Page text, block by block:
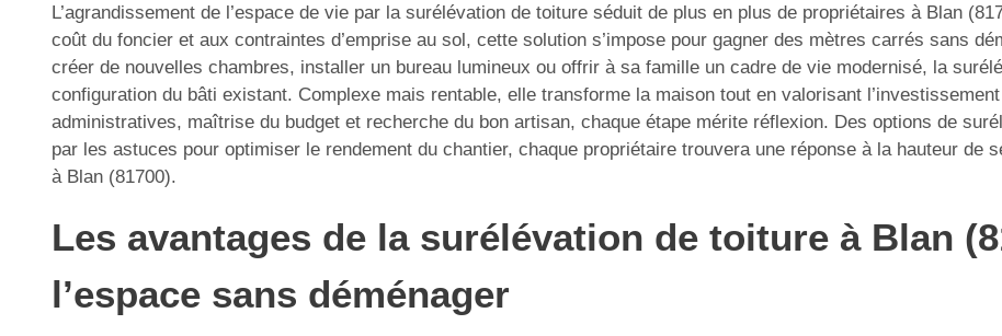
L’agrandissement de l’espace de vie par la surélévation de toiture séduit de plus en plus de propriétaires à Blan
coût du foncier et aux contraintes d’emprise au sol, cette solution s’impose pour gagner des mètres carrés sans
créer de nouvelles chambres, installer un bureau lumineux ou offrir à sa famille un cadre de vie modernisé, la
configuration du bâti existant. Complexe mais rentable, elle transforme la maison tout en valorisant
administratives, maîtrise du budget et recherche du bon artisan, chaque étape mérite réflexion. Des options de
par les astuces pour optimiser le rendement du chantier, chaque propriétaire trouvera une réponse à la hauteur de
à Blan (81700).
Les avantages de la surélévation de toiture à Blan
l’espace sans déménager